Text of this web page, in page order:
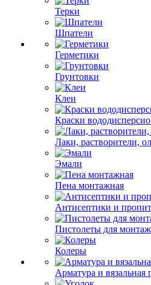
Терки
Шпатели
Герметики
Грунтовки
Клеи
Краски
Лаки, растворители,
Эмали
Пена монтажная
Антисептики и
Пистолеты для
Колеры
Арматура и вязальная